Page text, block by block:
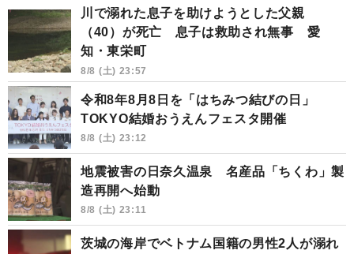
川で溺れた息子を助けようとした父親
（40）が死亡 息子は救助され無事 愛
知・東栄町
8/8 (土) 23:57
令和8年8月8日を「はちみつ結びの日」
TOKYO結婚おうえんフェスタ開催
8/8 (土) 23:12
地震被害の日奈久温泉 名産品「ちくわ」製
造再開へ始動
8/8 (土) 23:11
茨城の海岸でベトナム国籍の男性2人が溺れ